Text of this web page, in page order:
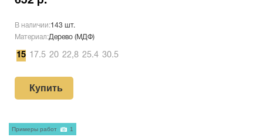
В наличии:143 шт.
Материал:Дерево (МДФ)
15 17.5 20 22,8 25.4 30.5
Купить
Примеры работ 1